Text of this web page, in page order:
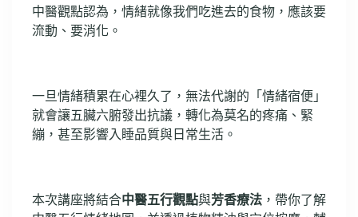
中醫觀點認為，情緒就像我們吃進去的食物，應該要
流動、要消化。
一旦情緒積累在心裡久了，無法代謝的「情緒宿便」
就會讓五臟六腑發出抗議，轉化為莫名的疼痛、緊
繃，甚至影響入睡品質與日常生活。
本次講座將結合中醫五行觀點與芳香療法 ，帶你了解